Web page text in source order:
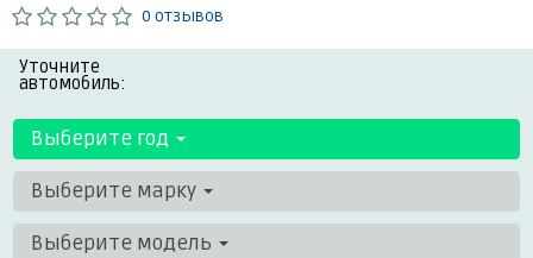
0 отзывов
Уточните
автомобиль:
Выберите год
Выберите марку
Выберите модель